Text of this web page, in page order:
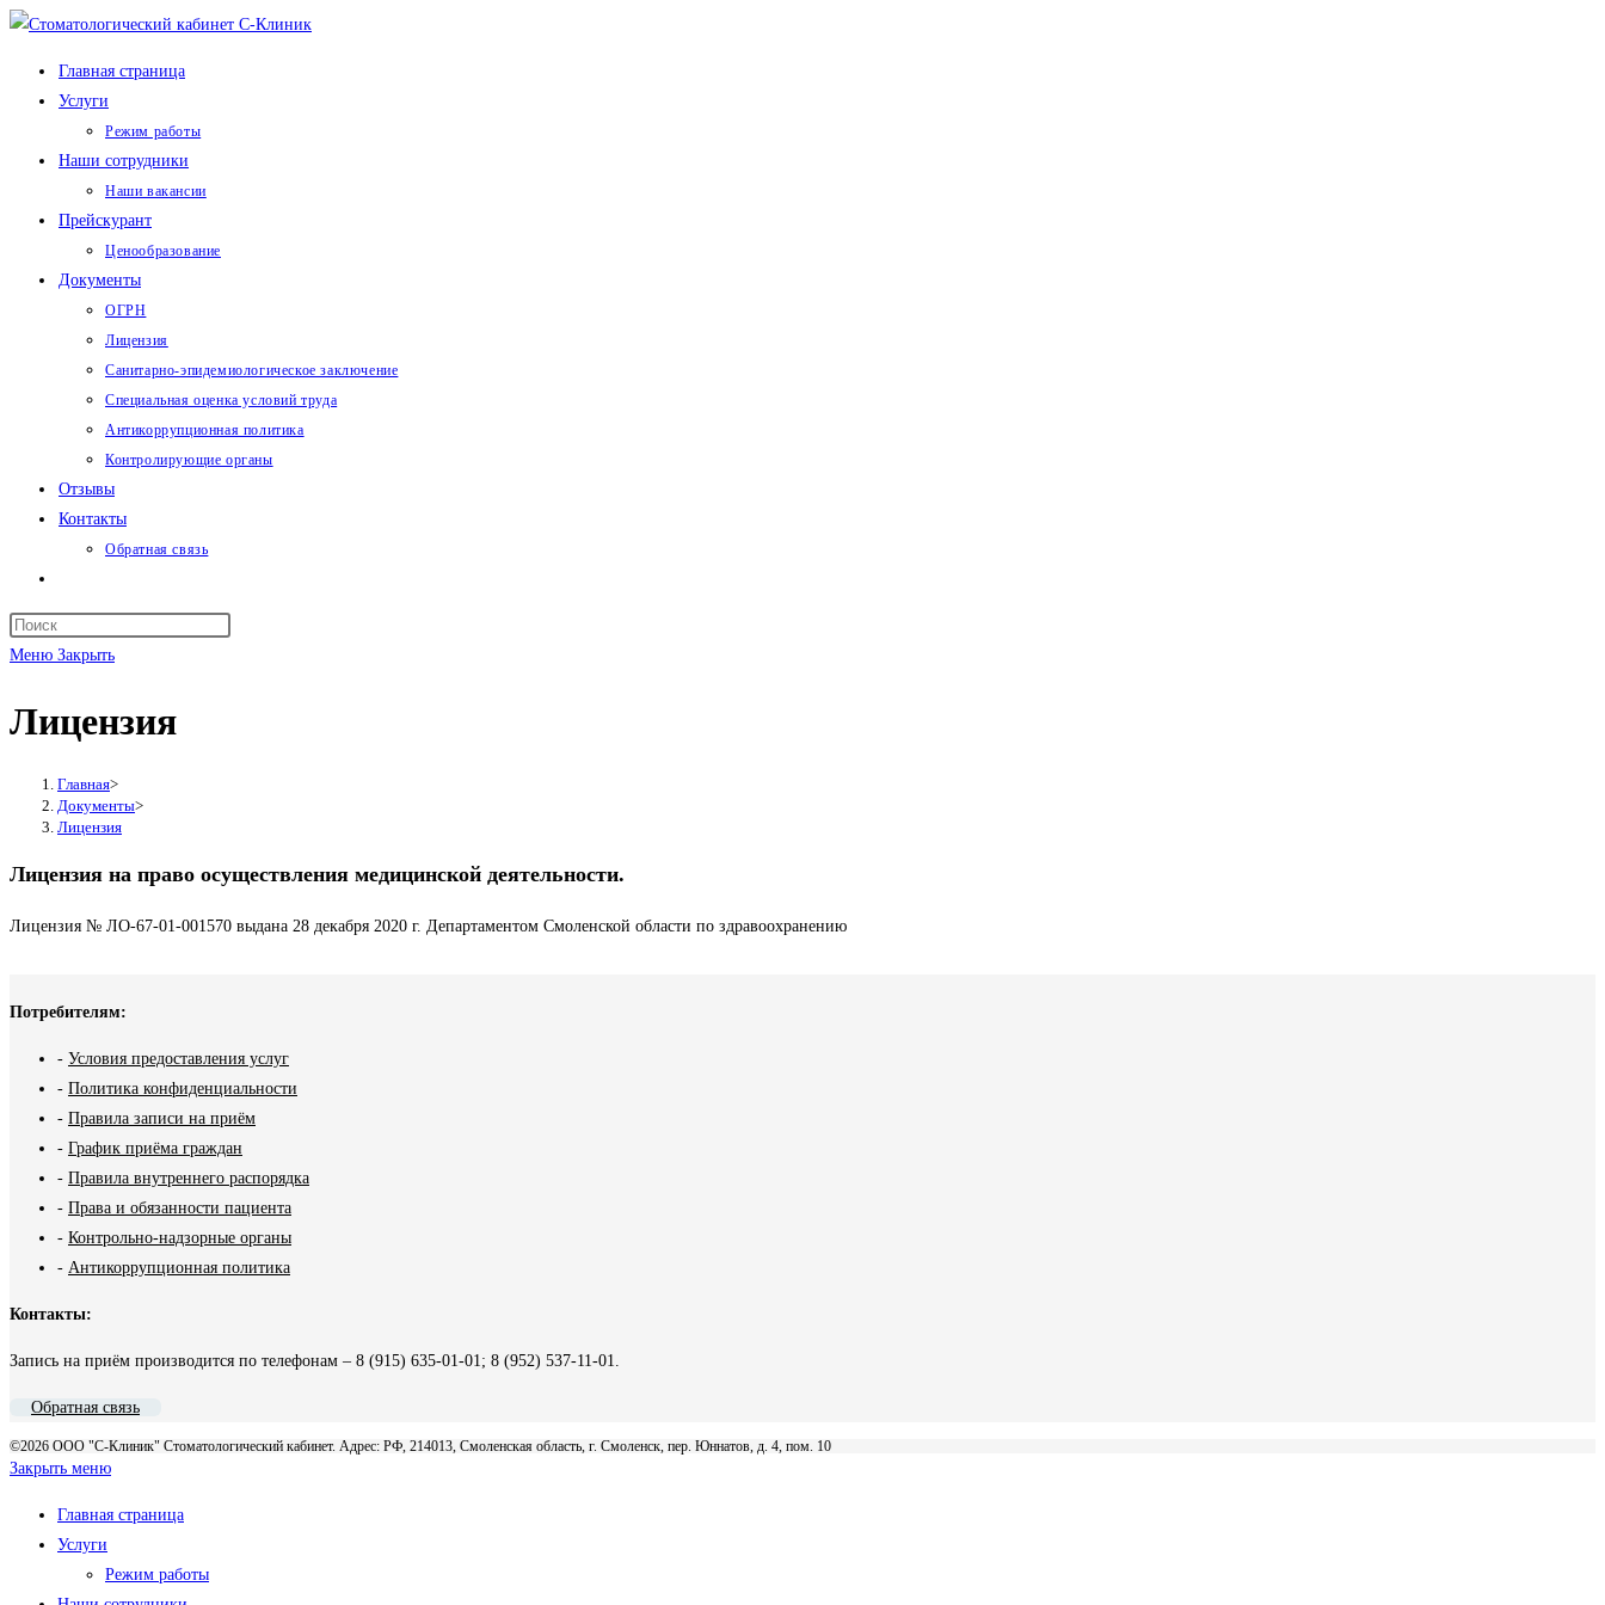
Перейти
содержимому
Главная страница
Услуги
Режим работы
Наши сотрудники
Наши вакансии
Прейскурант
Ценообразование
Документы
ОГРН
Лицензия
Санитарно-эпидемиологическое заключение
Специальная оценка условий труда
Антикоррупционная политика
Контролирующие органы
Отзывы
Контакты
Обратная связь
по
веб-
Меню Закрыть
Лицензия
Главная>
Документы>
Лицензия
Лицензия на право осуществления медицинской деятельности.
Лицензия № ЛО-67-01-001570 выдана 28 декабря 2020 г. Департаментом Смоленской области по здравоохранению
Потребителям:
- Условия предоставления услуг
- Политика конфиденциальности
- Правила записи на приём
- График приёма граждан
- Правила внутреннего распорядка
- Права и обязанности пациента
- Контрольно-надзорные органы
- Антикоррупционная политика
Контакты:
Запись на приём производится по телефонам – 8 (915) 635-01-01; 8 (952) 537-11-01.
Обратная связь
©2026 ООО "С-Клиник" Стоматологический кабинет. Адрес: РФ, 214013, Смоленская область, г. Смоленск, пер. Юннатов, д. 4, пом. 10
Закрыть меню
Главная страница
Услуги
Режим работы